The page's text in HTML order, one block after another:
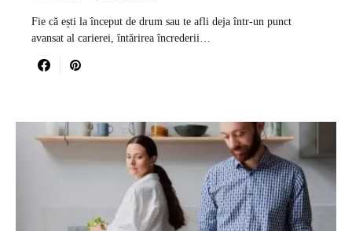
Fie că ești la început de drum sau te afli deja într-un punct
avansat al carierei, întărirea încrederii…